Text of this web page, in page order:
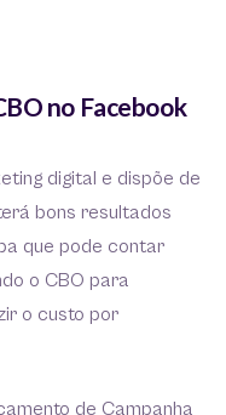
no Facebook
digital e dispõe de
bons resultados
que pode contar
o CBO para
o custo por
de Campanha